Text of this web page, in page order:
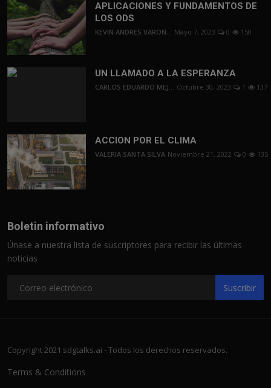
APLICACIONES Y FUNDAMENTOS DE
LOS ODS
KEVIN ANDRES VARON... Mayo 7, 2023 0 150
UN LLAMADO A LA ESPERANZA
CARLOS EDUARDO MEJ... Octubre 30, 2023 1 137
ACCION POR EL CLIMA
VALERIA SANTA SILVA Noviembre 21, 2022 0 135
Boletin informativo
Únase a nuestra lista de suscriptores para recibir las últimas
noticias
Suscribir
Copyright 2021 sdgtalks.ai - Todos los derechos reservados.
Terms & Conditions